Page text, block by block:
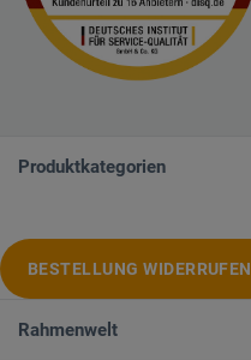
Produktkategorien
BESTELLUNG WIDERRUFEN
Rahmenwelt